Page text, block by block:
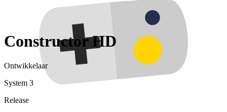
Constructor HD
Ontwikkelaar
System 3
Release